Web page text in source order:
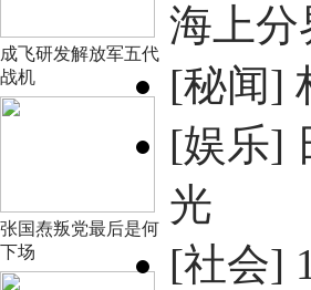
成飞研发解放军五代
战机
张国焘叛党最后是何
下场
海上分
[秘闻]
[娱乐]
光
[社会]